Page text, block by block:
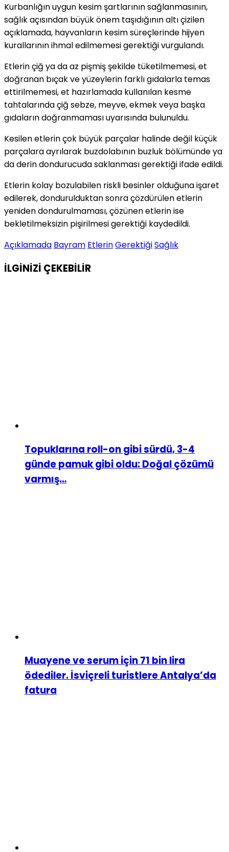
Kurbanlığın uygun kesim şartlarının sağlanmasının,
sağlık açısından büyük önem taşıdığının altı çizilen
açıklamada, hayvanların kesim süreçlerinde hijyen
kurallarının ihmal edilmemesi gerektiği vurgulandı.
Etlerin çiğ ya da az pişmiş şekilde tüketilmemesi, et
doğranan bıçak ve yüzeylerin farklı gıdalarla temas
ettirilmemesi, et hazırlamada kullanılan kesme
tahtalarında çiğ sebze, meyve, ekmek veya başka
gıdaların doğranmaması uyarısında bulunuldu.
Kesilen etlerin çok büyük parçalar halinde değil küçük
parçalara ayrılarak buzdolabının buzluk bölümünde ya
da derin dondurucuda saklanması gerektiği ifade edildi.
Etlerin kolay bozulabilen riskli besinler olduğuna işaret
edilerek, dondurulduktan sonra çözdürülen etlerin
yeniden dondurulmaması, çözünen etlerin ise
bekletilmeksizin pişirilmesi gerektiği kaydedildi.
Açıklamada Bayram EtlerinGerektiğiSağlık
İLGİNİZİ ÇEKEBİLİR
Topuklarına roll-on gibi sürdü, 3-4
günde pamuk gibi oldu: Doğal çözümü
varmış…
Muayene ve serum için 71 bin lira
ödediler. İsviçreli turistlere Antalya’da
fatura